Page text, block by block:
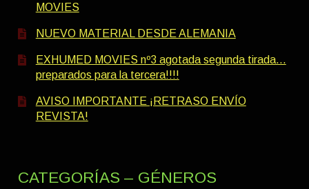
MOVIES
NUEVO MATERIAL DESDE ALEMANIA
EXHUMED MOVIES nº3 agotada segunda tirada…
preparados para la tercera!!!!
AVISO IMPORTANTE ¡RETRASO ENVÍO
REVISTA!
CATEGORÍAS – GÉNEROS